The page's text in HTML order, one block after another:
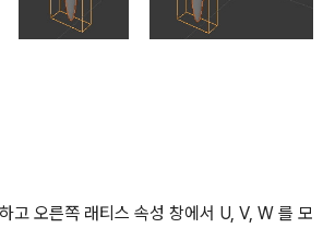
고 오른쪽 래티스 속성 창에서 U, V, W 를 모